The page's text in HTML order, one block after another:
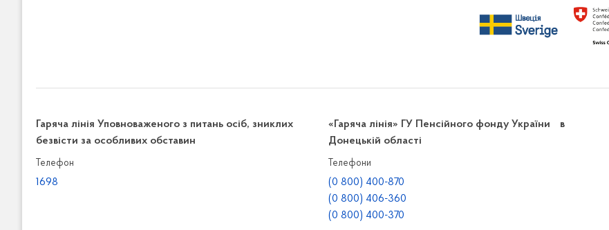
Гаряча лінія Уповноваженого з питань осіб, зниклих
безвісти за особливих обставин
Телефон
1698
«Гаряча лінія» ГУ Пенсійного фонду України в
Донецькій області
Телефони
(0 800) 400-870
(0 800) 406-360
(0 800) 400-370